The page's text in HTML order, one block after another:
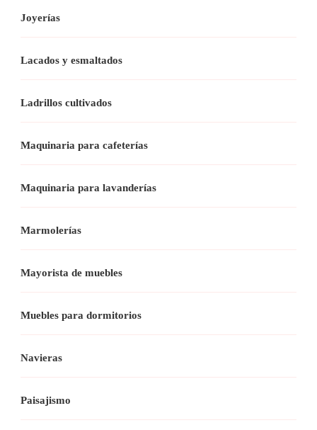
Joyerías
Lacados y esmaltados
Ladrillos cultivados
Maquinaria para cafeterías
Maquinaria para lavanderías
Marmolerías
Mayorista de muebles
Muebles para dormitorios
Navieras
Paisajismo